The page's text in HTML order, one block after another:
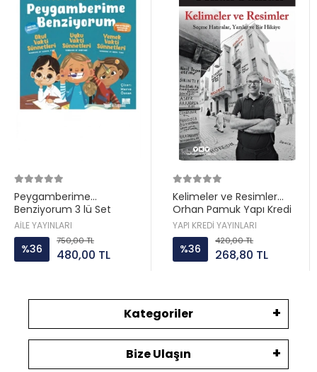
Peygamberime
Benziyorum 3 lü Set
Hatice Kübra Tongar Aile
Yayın
AİLE YAYINLARI
%36
750,00 TL
480,00 TL
Kelimeler ve Resimler
Orhan Pamuk Yapı Kredi
YAPI KREDİ YAYINLARI
%36
420,00 TL
268,80 TL
Kategoriler
Bize Ulaşın